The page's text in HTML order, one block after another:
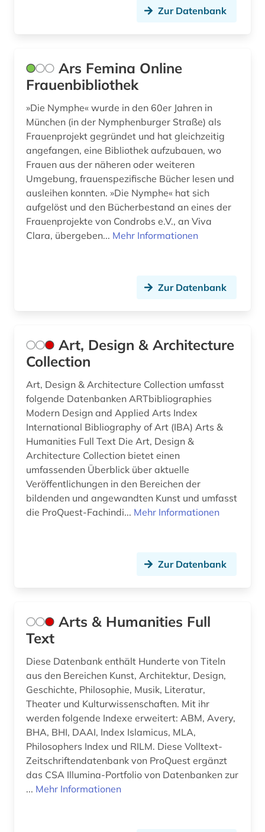
hochschuldidaktik (5)
hochschule (8)
hochschullehre (1)
hochschulmanagement (1)
hochschulorganisation (1)
hochschulpolitik (1)
hochschulunterricht (3)
holocaust (1)
hort (1)
humanitäre hilfe (1)
hörbuch (1)
iea (1)
immigration (1)
indologie (1)
informationstechnologie (1)
informationswissenschaften (2)
ingenieurwissenschaften (4)
inklusion (1)
inklusion &lt;soziologie&gt; (2)
Zur Datenbank
Ars Femina Online
Frauenbibliothek
»Die Nymphe« wurde in den 60er Jahren in
München (in der Nymphenburger Straße) als
Frauenprojekt gegründet und hat gleichzeitig
angefangen, eine Bibliothek aufzubauen, wo
Frauen aus der näheren oder weiteren
Umgebung, frauenspezifische Bücher lesen und
ausleihen konnten. »Die Nymphe« hat sich
aufgelöst und den Bücherbestand an eines der
Frauenprojekte von Condrobs e.V., an Viva
Clara, übergeben... Mehr Informationen
Zur Datenbank
Art, Design & Architecture
Collection
Art, Design & Architecture Collection umfasst
folgende Datenbanken ARTbibliographies
Modern Design and Applied Arts Index
International Bibliography of Art (IBA) Arts &
Humanities Full Text Die Art, Design &
Architecture Collection bietet einen
umfassenden Überblick über aktuelle
Veröffentlichungen in den Bereichen der
bildenden und angewandten Kunst und umfasst
die ProQuest-Fachindi... Mehr Informationen
Zur Datenbank
Arts & Humanities Full
Text
Diese Datenbank enthält Hunderte von Titeln
aus den Bereichen Kunst, Architektur, Design,
Geschichte, Philosophie, Musik, Literatur,
Theater und Kulturwissenschaften. Mit ihr
werden folgende Indexe erweitert: ABM, Avery,
BHA, BHI, DAAI, Index Islamicus, MLA,
Philosophers Index und RILM. Diese Volltext-
Zeitschriftendatenbank von ProQuest ergänzt
das CSA Illumina-Portfolio von Datenbanken zur
... Mehr Informationen